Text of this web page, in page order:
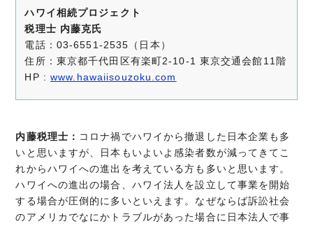
ハワイ相続プロジェクト
税理士 内藤克氏
電話：03-6551-2535（日本）
住所：東京都千代田区有楽町2-10-1 東京交通会館11階
HP :www.hawaiisouzoku.com
内藤税理士： コロナ禍でハワイから撤退した日本企業も多
いと思いますが、日本もいよいよ感染者数が減ってきてこ
れからハワイへの進出を考えている方も多いと思います。
ハワイへの進出の場合、ハワイ法人を設立して事業を開始
する場合が圧倒的に多いといえます。なぜならば訴訟社会
のアメリカでなにかトラブルがあった場合に日本法人で事